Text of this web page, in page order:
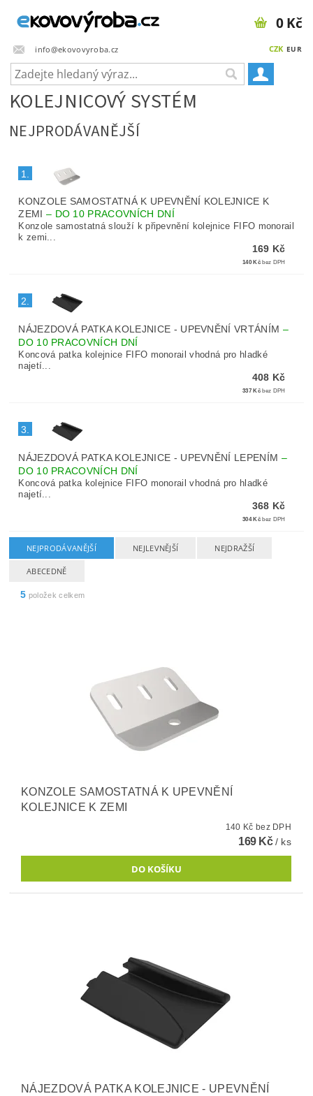
info@ekovovyroba.cz CZK EUR
0 Kč
KOLEJNICOVÝ SYSTÉM
NEJPRODÁVANĚJŠÍ
1.
KONZOLE SAMOSTATNÁ K UPEVNĚNÍ KOLEJNICE K
ZEMI – DO 10 PRACOVNÍCH DNÍ
Konzole samostatná slouží k připevnění kolejnice FIFO monorail
k zemi...
169 Kč
140 Kč bez DPH
2.
NÁJEZDOVÁ PATKA KOLEJNICE - UPEVNĚNÍ VRTÁNÍM –
DO 10 PRACOVNÍCH DNÍ
Koncová patka kolejnice FIFO monorail vhodná pro hladké
najetí...
408 Kč
337 Kč bez DPH
3.
NÁJEZDOVÁ PATKA KOLEJNICE - UPEVNĚNÍ LEPENÍM –
DO 10 PRACOVNÍCH DNÍ
Koncová patka kolejnice FIFO monorail vhodná pro hladké
najetí...
368 Kč
304 Kč bez DPH
NEJPRODÁVANĚJŠÍ NEJLEVNĚJŠÍ NEJDRAŽŠÍ
ABECEDNĚ
5 položek celkem
KONZOLE SAMOSTATNÁ K UPEVNĚNÍ
KOLEJNICE K ZEMI
140 Kč bez DPH
169 Kč/ ks
NÁJEZDOVÁ PATKA KOLEJNICE - UPEVNĚNÍ